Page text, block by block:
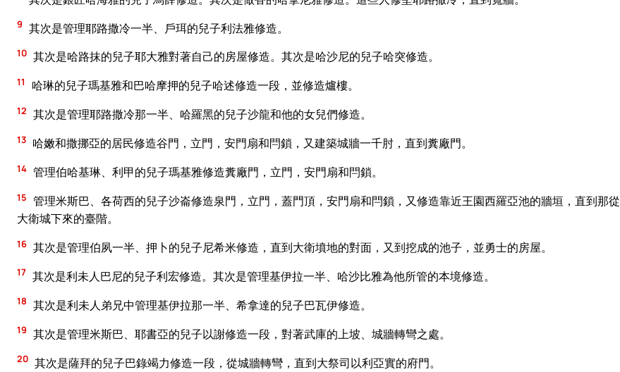
9 其次是管理耶路撒冷一半、戶珥的兒子利法雅修造。
10 其次是哈路抹的兒子耶大雅對著自己的房屋修造。其次是哈沙尼的兒子哈突修造。
11 哈琳的兒子瑪基雅和巴哈摩押的兒子哈述修造一段，並修造爐樓。
12 其次是管理耶路撒冷那一半、哈羅黑的兒子沙龍和他的女兒們修造。
13 哈嫩和撒挪亞的居民修造谷門，立門，安門扇和閂鎖，又建築城牆一千肘，直到糞廠門。
14 管理伯哈基琳、利甲的兒子瑪基雅修造糞廠門，立門，安門扇和閂鎖。
15 管理米斯巴、各荷西的兒子沙崙修造泉門，立門，蓋門頂，安門扇和閂鎖，又修造靠近王園西羅亞池的牆垣，直到那從
大衛城下來的臺階。
16 其次是管理伯夙一半、押卜的兒子尼希米修造，直到大衛墳地的對面，又到挖成的池子，並勇士的房屋。
17 其次是利未人巴尼的兒子利宏修造。其次是管理基伊拉一半、哈沙比雅為他所管的本境修造。
18 其次是利未人弟兄中管理基伊拉那一半、希拿達的兒子巴瓦伊修造。
19 其次是管理米斯巴、耶書亞的兒子以謝修造一段，對著武庫的上坡、城牆轉彎之處。
20 其次是薩拜的兒子巴錄竭力修造一段，從城牆轉彎，直到大祭司以利亞實的府門。